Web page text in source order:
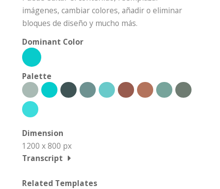
imágenes, cambiar colores, añadir o eliminar
bloques de diseño y mucho más.
Dominant Color
Palette
Dimension
1200 x 800 px
Transcript
Related Templates